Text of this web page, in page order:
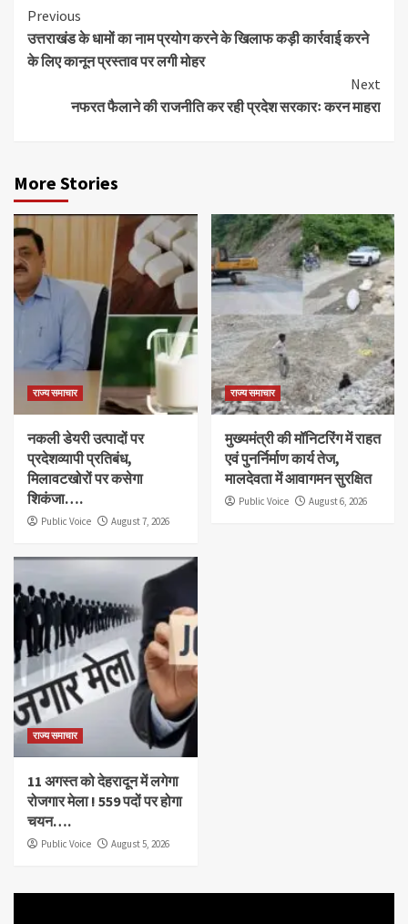
Continue
Reading
Previous
उत्तराखंड के धामों का नाम प्रयोग करने के खिलाफ कड़ी कार्रवाई करने
के लिए कानून प्रस्ताव पर लगी मोहर
Next
नफरत फैलाने की राजनीति कर रही प्रदेश सरकारः करन माहरा
More Stories
राज्य समाचार
नकली डेयरी उत्पादों पर
प्रदेशव्यापी प्रतिबंध,
मिलावटखोरों पर कसेगा
शिकंजा….
Public Voice August 7, 2026
राज्य समाचार
मुख्यमंत्री की मॉनिटरिंग में राहत
एवं पुनर्निर्माण कार्य तेज,
मालदेवता में आवागमन सुरक्षित
Public Voice August 6, 2026
राज्य समाचार
11 अगस्त को देहरादून में लगेगा
रोजगार मेला ! 559 पदों पर होगा
चयन….
Public Voice August 5, 2026